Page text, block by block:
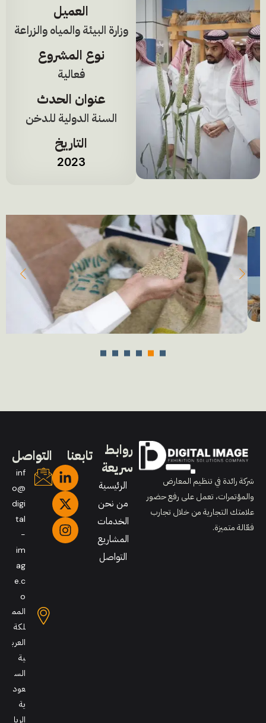
العميل
وزارة البيئة والمياه والزراعة
نوع المشروع
فعالية
عنوان الحدث
السنة الدولية للدخن
التاريخ
2023
شركة رائدة في تنظيم المعارض
والمؤتمرات، تعمل على رفع حضور
علامتك التجارية من خلال تجارب
فعّالة متميزة.
روابط
سريعة
الرئيسية
من نحن
الخدمات
المشاريع
التواصل
تابعنا التواصل
inf
o@
digi
tal
-
im
ag
e.c
o
المم
لكة
العرب
ية
الس
عود
ية
الريا